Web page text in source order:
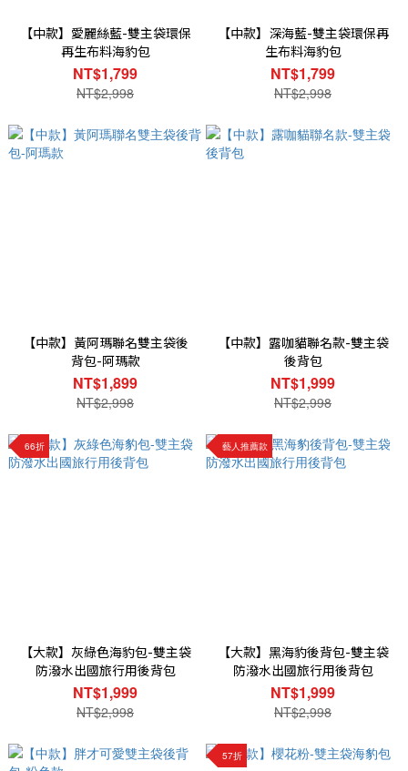
【中款】愛麗絲藍-雙主袋環保
再生布料海豹包
NT$1,799
NT$2,998
【中款】深海藍-雙主袋環保再
生布料海豹包
NT$1,799
NT$2,998
【中款】黃阿瑪聯名雙主袋後
背包-阿瑪款
NT$1,899
NT$2,998
【中款】露咖貓聯名款-雙主袋
後背包
NT$1,999
NT$2,998
66折
【大款】灰綠色海豹包-雙主袋
防潑水出國旅行用後背包
NT$1,999
NT$2,998
藝人推薦款
【大款】黑海豹後背包-雙主袋
防潑水出國旅行用後背包
NT$1,999
NT$2,998
57折